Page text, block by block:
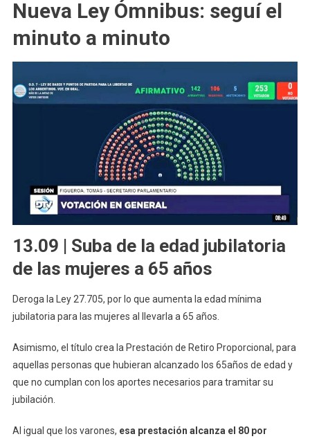
Nueva Ley Ómnibus: seguí el
minuto a minuto
13.09 | Suba de la edad jubilatoria
de las mujeres a 65 años
Deroga la Ley 27.705, por lo que aumenta la edad mínima
jubilatoria para las mujeres al llevarla a 65 años.
Asimismo, el título crea la Prestación de Retiro Proporcional, para
aquellas personas que hubieran alcanzado los 65años de edad y
que no cumplan con los aportes necesarios para tramitar su
jubilación.
Al igual que los varones, esa prestación alcanza el 80 por